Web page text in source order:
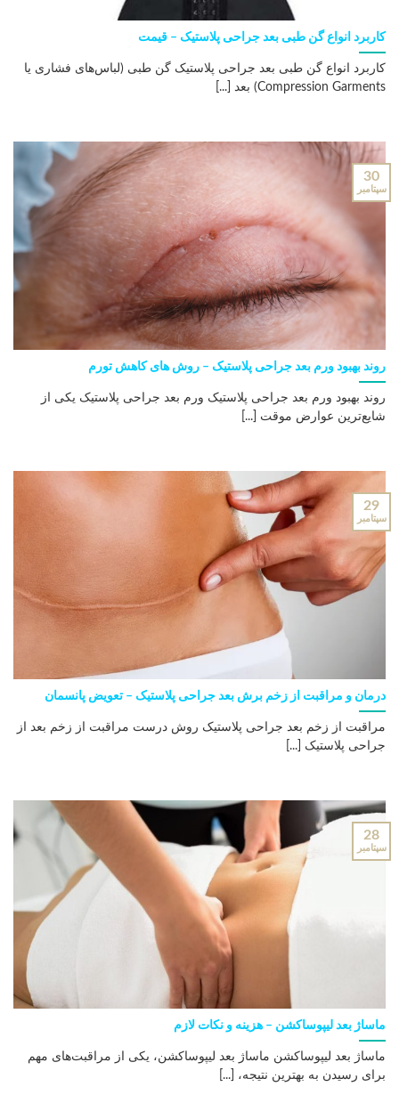
کاربرد انواع گن طبی بعد جراحی پلاستیک – قیمت
کاربرد انواع گن طبی بعد جراحی پلاستیک گن طبی (لباس‌های فشاری یا
Compression Garments) بعد [...]
روند بهبود ورم بعد جراحی پلاستیک – روش های کاهش تورم
روند بهبود ورم بعد جراحی پلاستیک ورم بعد جراحی پلاستیک یکی از
شایع‌ترین عوارض موقت [...]
30
سپتامبر
درمان و مراقبت از زخم برش بعد جراحی پلاستیک – تعویض پانسمان
مراقبت از زخم بعد جراحی پلاستیک روش درست مراقبت از زخم بعد از
جراحی پلاستیک [...]
29
سپتامبر
ماساژ بعد لیپوساکشن – هزینه و نکات لازم
ماساژ بعد لیپوساکشن ماساژ بعد لیپوساکشن، یکی از مراقبت‌های مهم
برای رسیدن به بهترین نتیجه، [...]
28
سپتامبر